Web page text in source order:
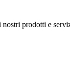
nostri prodotti e